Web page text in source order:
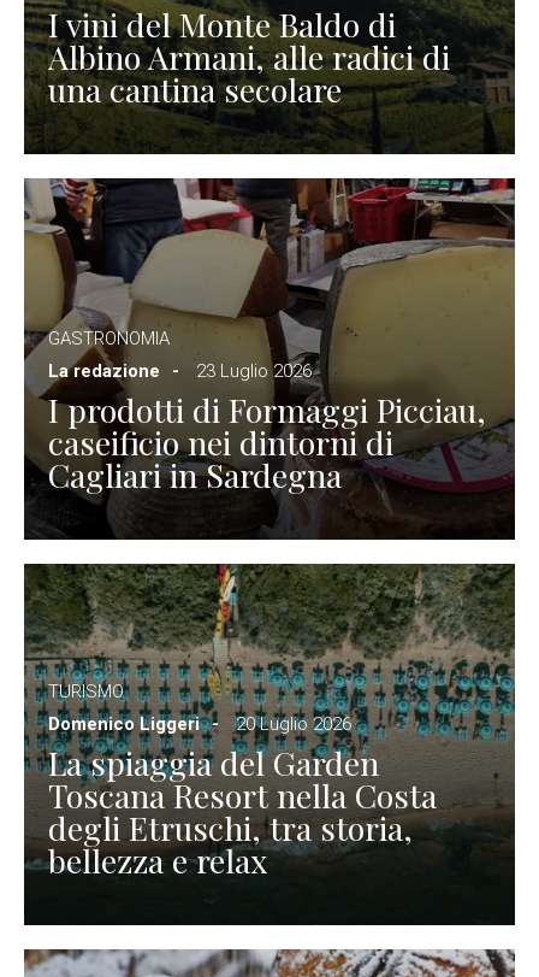
I vini del Monte Baldo di
Albino Armani, alle radici di
una cantina secolare
GASTRONOMIA
La redazione
23 Luglio 2026
I prodotti di Formaggi Picciau,
caseificio nei dintorni di
Cagliari in Sardegna
TURISMO
Domenico Liggeri
20 Luglio 2026
La spiaggia del Garden
Toscana Resort nella Costa
degli Etruschi, tra storia,
bellezza e relax